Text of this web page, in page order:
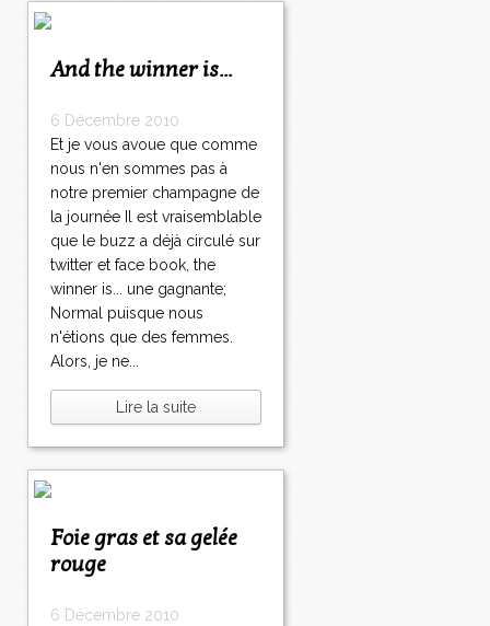
And the winner is...
6 Décembre 2010
Et je vous avoue que comme
nous n'en sommes pas à
notre premier champagne de
la journée Il est vraisemblable
que le buzz a déjà circulé sur
twitter et face book, the
winner is... une gagnante;
Normal puisque nous
n'étions que des femmes.
Alors, je ne...
Lire la suite
Foie gras et sa gelée
rouge
6 Décembre 2010